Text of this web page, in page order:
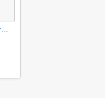
越生町上野東第5 クレイドルガーデン 新築戸建 全6棟 5号棟